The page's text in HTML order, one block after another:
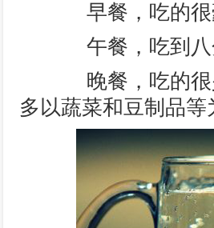
早餐，吃的很
午餐，吃到八
晚餐，吃的很
多以蔬菜和豆制品等